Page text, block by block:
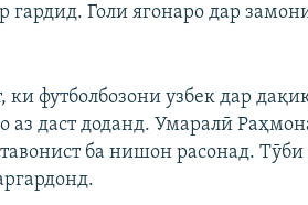
гардид. Голи ягонаро дар
ки футболбозони узбек дар
аз даст доданд. Умаралӣ
ба нишон расонад.